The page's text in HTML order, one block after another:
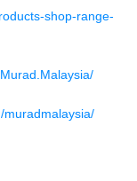
shop-range-
muradmalaysia/